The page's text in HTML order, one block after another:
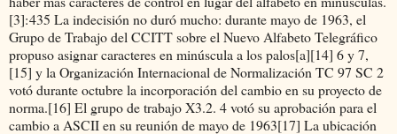
[3]: 435 La indecisión no duró mucho: durante mayo de 1963, el
Grupo de Trabajo del CCITT sobre el Nuevo Alfabeto Telegráfico
propuso asignar caracteres en minúscula a los palos[a][14] 6 y 7,
[15] y la Organización Internacional de Normalización TC 97 SC 2
votó durante octubre la incorporación del cambio en su proyecto de
norma.[16] El grupo de trabajo X3.2. 4 votó su aprobación para el
cambio a ASCII en su reunión de mayo de 1963[17] La ubicación